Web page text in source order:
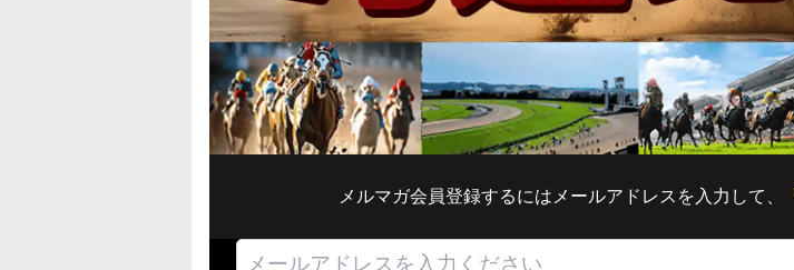
メルマガ会員登録するにはメールアドレスを入力して、